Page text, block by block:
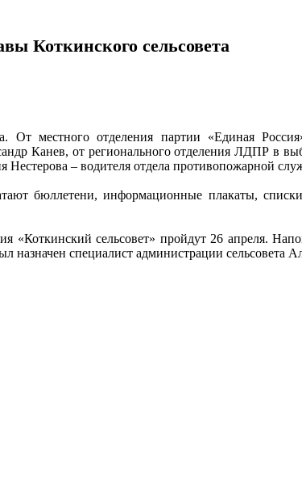
Коткинского сельсовета
местного отделения партии «Единая
Канев, от регионального отделения ЛДПР в
Нестерова – водителя отдела противопожарной
бюллетени, информационные плакаты,
«Коткинский сельсовет» пройдут 26 апреля.
специалист администрации сельсовета